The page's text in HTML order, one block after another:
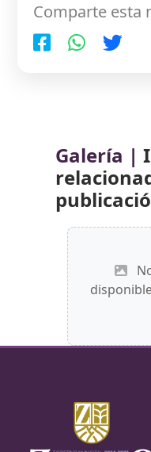
Comparte esta
Galería |